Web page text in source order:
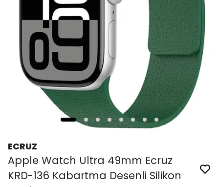
ECRUZ
Apple Watch Ultra 49mm Ecruz
KRD-136 Kabartma Desenli Silikon